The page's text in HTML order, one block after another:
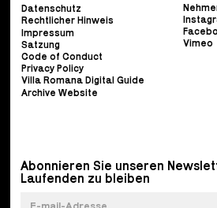
Datenschutz
Rechtlicher Hinweis
Impressum
Satzung
Code of Conduct
Privacy Policy
Villa Romana Digital Guide
Archive Website
Vimeo
Abonnieren Sie unseren
Laufenden zu bleiben